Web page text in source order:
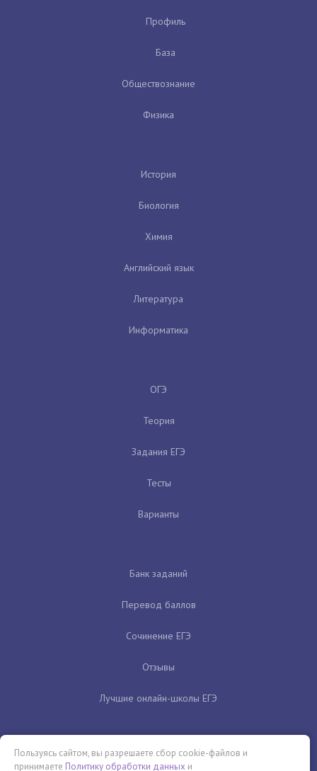
Профиль
База
Обществознание
Физика
История
Биология
Химия
Английский язык
Литература
Информатика
ОГЭ
Теория
Задания ЕГЭ
Тесты
Варианты
Банк заданий
Перевод баллов
Сочинение ЕГЭ
Отзывы
Лучшие онлайн-школы ЕГЭ
Пользуясь сайтом, вы разрешаете сбор cookie-файлов и
принимаете Политику обработки данных и